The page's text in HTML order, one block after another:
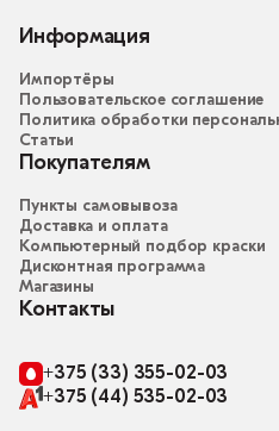
Информация
Импортёры
Пользовательское соглашение
Политика обработки
Статьи
Покупателям
Пункты самовывоза
Доставка и оплата
Компьютерный подбор краски
Дисконтная программа
Магазины
Контакты
+375 (33) 355-02-03
+375 (44) 535-02-03